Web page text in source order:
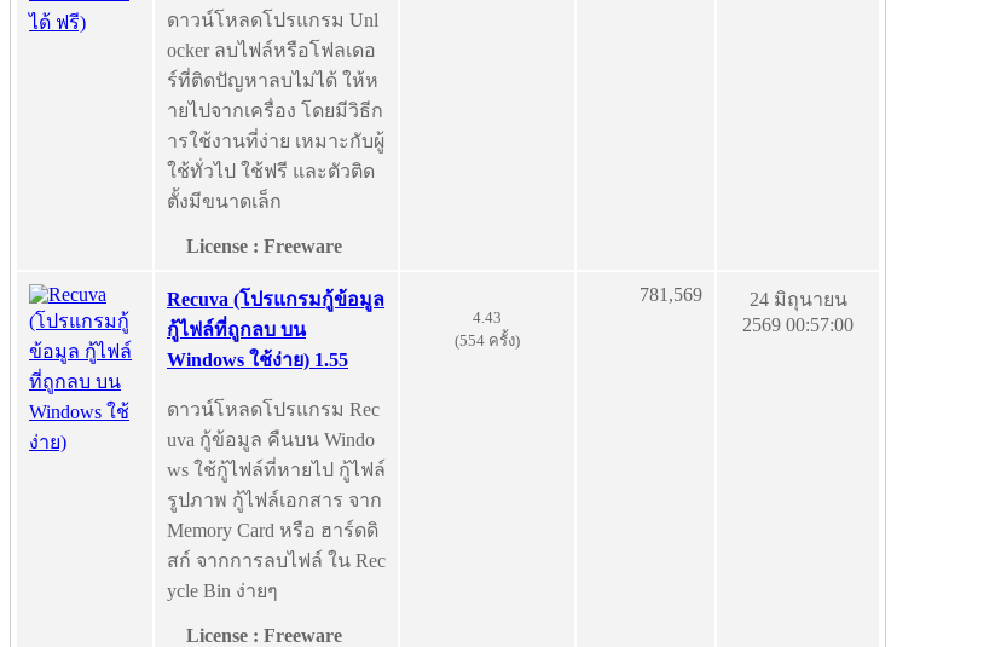
ดาวน์โหลดโปรแกรม Unl
ocker ลบไฟล์หรือโฟลเดอ
ร์ที่ติดปัญหาลบไม่ได้ ให้ห
ายไปจากเครื่อง โดยมีวิธีก
ารใช้งานที่ง่าย เหมาะกับผู้
ใช้ทั่วไป ใช้ฟรี และตัวติด
ตั้งมีขนาดเล็ก
License : Freeware
Recuva (โปรแกรมกู้ข้อมูล
กู้ไฟล์ที่ถูกลบ บน
Windows ใช้ง่าย) 1.55
ดาวน์โหลดโปรแกรม Rec
uva กู้ข้อมูล คืนบน Windo
ws ใช้กู้ไฟล์ที่หายไป กู้ไฟล์
รูปภาพ กู้ไฟล์เอกสาร จาก
Memory Card หรือ ฮาร์ดดิ
สก์ จากการลบไฟล์ ใน Rec
ycle Bin ง่ายๆ
License : Freeware
4.43
(554 ครั้ง)
781,569
24 มิถุนายน
2569 00:57:00